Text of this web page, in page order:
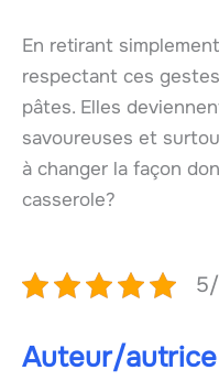
En retirant simplement
respectant ces
pâtes. Elles
savoureuses et
à changer la façon
casserole?
Auteur/autrice